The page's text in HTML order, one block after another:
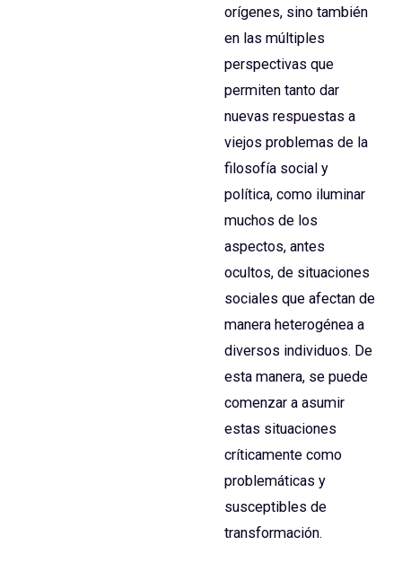
orígenes, sino también
en las múltiples
perspectivas que
permiten tanto dar
nuevas respuestas a
viejos problemas de la
filosofía social y
política, como iluminar
muchos de los
aspectos, antes
ocultos, de situaciones
sociales que afectan de
manera heterogénea a
diversos individuos. De
esta manera, se puede
comenzar a asumir
estas situaciones
críticamente como
problemáticas y
susceptibles de
transformación.